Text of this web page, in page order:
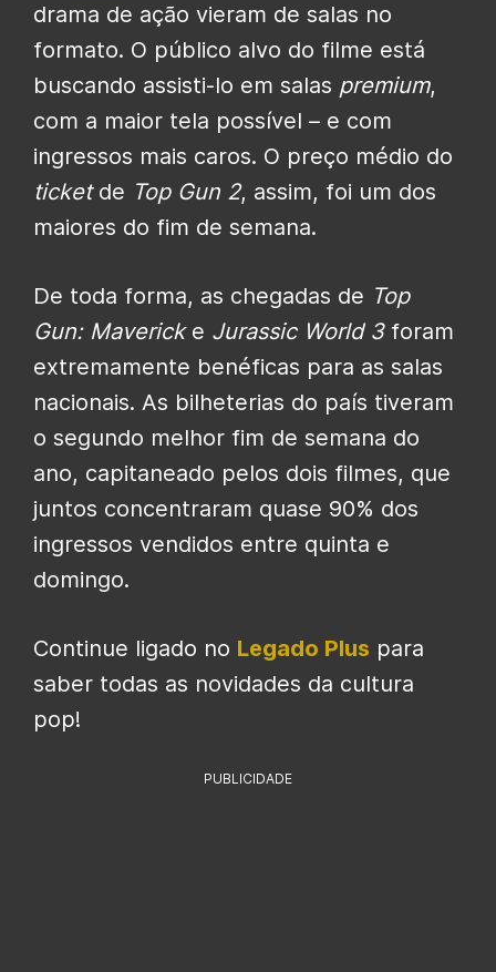
drama de ação vieram de salas no
formato. O público alvo do filme está
buscando assisti-lo em salas premium,
com a maior tela possível – e com
ingressos mais caros. O preço médio do
ticketde Top Gun 2, assim, foi um dos
maiores do fim de semana.
De toda forma, as chegadas de Top
Gun: Mavericke Jurassic World 3foram
extremamente benéficas para as salas
nacionais. As bilheterias do país tiveram
o segundo melhor fim de semana do
ano, capitaneado pelos dois filmes, que
juntos concentraram quase 90% dos
ingressos vendidos entre quinta e
domingo.
Continue ligado no Legado Plus para
saber todas as novidades da cultura
pop!
PUBLICIDADE